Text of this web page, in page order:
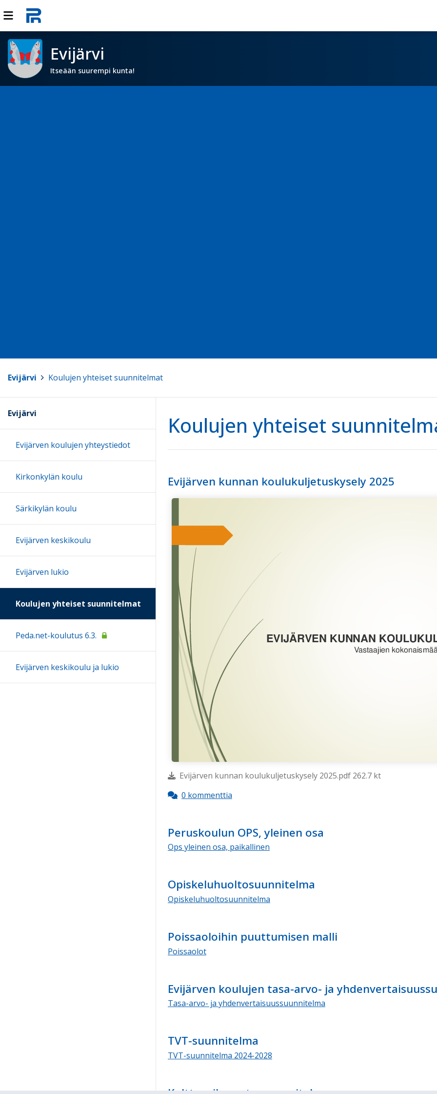
Evijärvi
Itseään suurempi kunta!
Evijärvi Koulujen yhteiset suunnitelmat
Koulujen yhteiset
Evijärven kunnan koulukuljetuskysely 2025
Evijärven kunnan koulukuljetuskysely 2025.pdf 262.7 kt
0 kommenttia
Peruskoulun OPS, yleinen osa
Ops yleinen osa, paikallinen
Opiskeluhuoltosuunnitelma
Opiskeluhuoltosuunnitelma
Poissaoloihin puuttumisen malli
Poissaolot
Evijärven koulujen tasa-arvo- ja
Tasa-arvo- ja yhdenvertaisuussuunnitelma
TVT-suunnitelma
TVT-suunnitelma 2024-2028
Evijärvi
Evijärven koulujen yhteystiedot
Kirkonkylän koulu
Särkikylän koulu
Evijärven keskikoulu
Evijärven lukio
Koulujen yhteiset suunnitelmat
Peda.net-koulutus 6.3.
Evijärven keskikoulu ja lukio